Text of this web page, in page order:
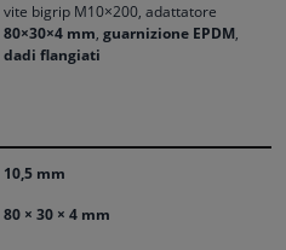
vite bigrip M10×200, adattatore
80×30×4 mm, guarnizione EPDM,
dadi flangiati
10,5 mm
80 × 30 × 4 mm